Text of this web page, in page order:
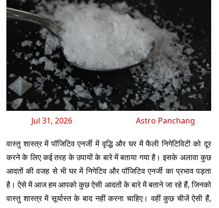
Jul 31, 2026 Astro Panchang
वास्तु शास्त्र में पॉजिटिव एनर्जी में वृद्धि और घर में फैली निगेटिविटी को दूर
करने के लिए कई तरह के उपायों के बारे में बताया गया है। इसके अलावा कुछ
आदतों की वजह से भी घर में निगेटिव और पॉजिटिव एनर्जी का प्रभाव पड़ता
है। ऐसे में आज हम आपको कुछ ऐसी आदतों के बारे में बताने जा रहे हैं, जिनको
वास्तु शास्त्र में सूर्यास्त के बाद नहीं करना चाहिए। वहीं कुछ चीजें ऐसी हैं,